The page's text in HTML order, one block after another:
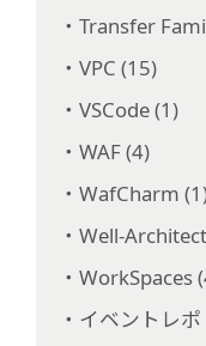
Transfer
VPC (15)
VSCode (1)
WAF (4)
WafCharm
Well-
WorkSpaces
イベントレポ